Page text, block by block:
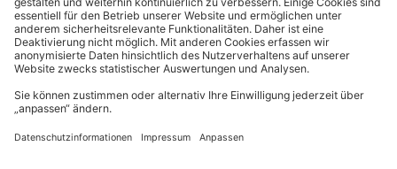
Verkaufsstellen
Ticketverkauf und persönliche Beratung
Newsletter